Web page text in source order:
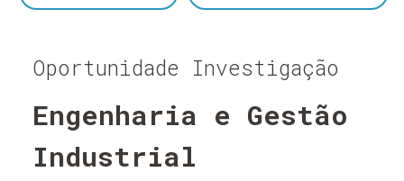
Oportunidade Investigação
Engenharia e Gestão
Industrial